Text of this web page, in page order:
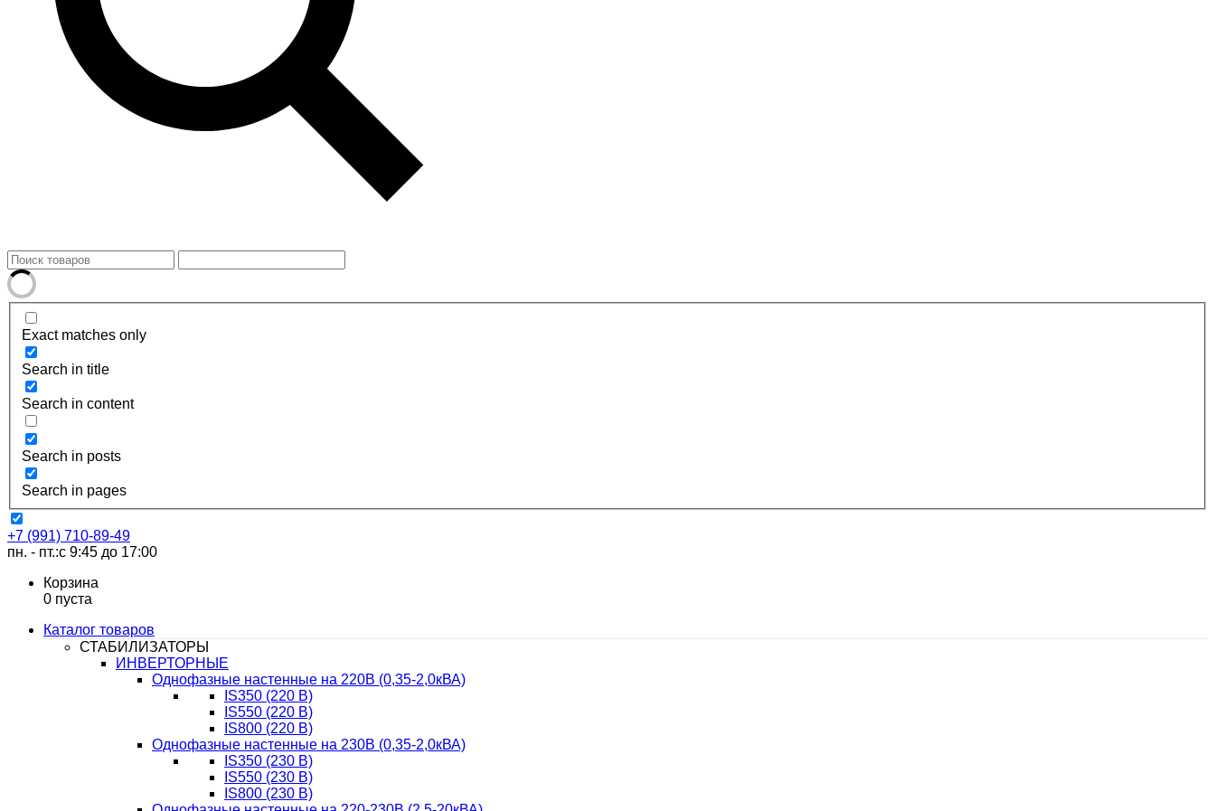
Exact matches only
Search in title
Search in content
Search in posts
Search in pages
+7 (991) 710-89-49
пн. - пт.:с 9:45 до 17:00
Корзина
0 пуста
Каталог товаров
СТАБИЛИЗАТОРЫ
ИНВЕРТОРНЫЕ
Однофазные настенные на 220В (0,35-2,0кВА)
IS350 (220 В)
IS550 (220 В)
IS800 (220 В)
Однофазные настенные на 230В (0,35-2,0кВА)
IS350 (230 В)
IS550 (230 В)
IS800 (230 В)